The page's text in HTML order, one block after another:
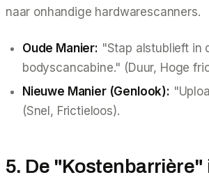
naar onhandige hardwarescanners.
Oude Manier: "Stap alstublieft in
bodyscancabine." (Duur, Hoge
Nieuwe Manier (Genlook):
(Snel, Frictieloos).
5. De "Kostenbarrière"